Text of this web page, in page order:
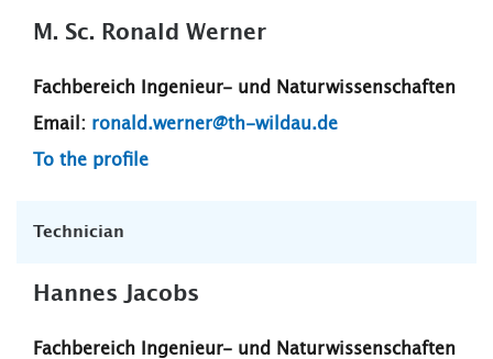
M. Sc. Ronald Werner
Fachbereich Ingenieur- und Naturwissenschaften
Email: ronald.werner@th-wildau.de
To the profile
Technician
Hannes Jacobs
Fachbereich Ingenieur- und Naturwissenschaften